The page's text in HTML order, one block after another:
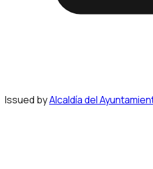
Issued byAlcaldía del